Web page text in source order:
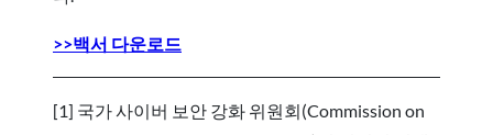
>>백서 다운로드
[1] 국가 사이버 보안 강화 위원회(Commission on